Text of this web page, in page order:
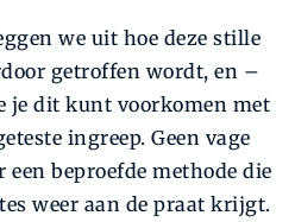
we uit hoe deze stille
getroffen wordt, en –
je dit kunt voorkomen met
ingreep. Geen vage
een beproefde methode die
weer aan de praat krijgt.